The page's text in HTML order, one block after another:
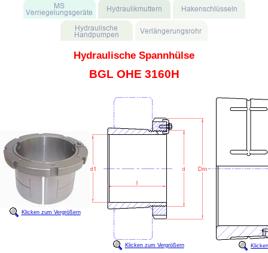
Hydraulische Spannhülse
BGL OHE 3160H
Klicken zum Vergrößern
Klicken zum Vergrößern